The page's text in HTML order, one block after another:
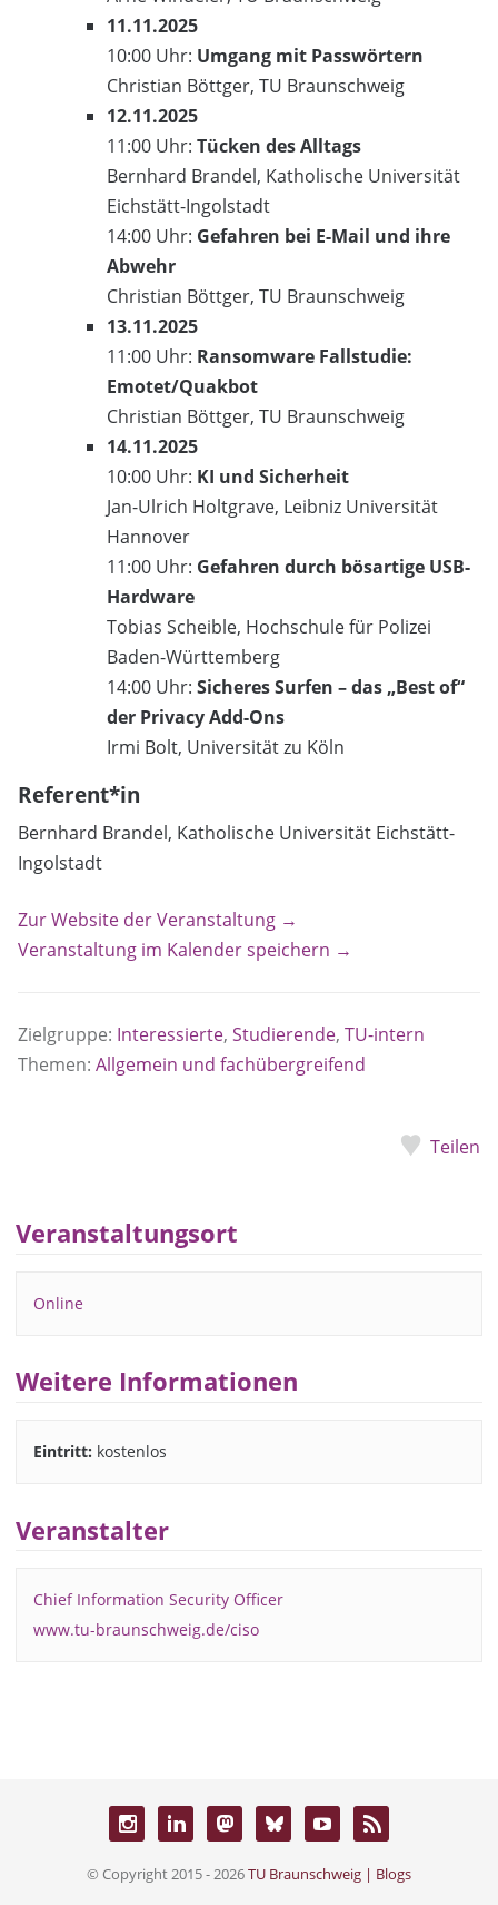
11.11.2025
10:00 Uhr: Umgang mit Passwörtern
Christian Böttger, TU Braunschweig
12.11.2025
11:00 Uhr: Tücken des Alltags
Bernhard Brandel, Katholische Universität
Eichstätt-Ingolstadt
14:00 Uhr: Gefahren bei E-Mail und ihre
Abwehr
Christian Böttger, TU Braunschweig
13.11.2025
11:00 Uhr: Ransomware Fallstudie:
Emotet/Quakbot
Christian Böttger, TU Braunschweig
14.11.2025
10:00 Uhr: KI und Sicherheit
Jan-Ulrich Holtgrave, Leibniz Universität
Hannover
11:00 Uhr: Gefahren durch bösartige USB-
Hardware
Tobias Scheible, Hochschule für Polizei
Baden-Württemberg
14:00 Uhr: Sicheres Surfen – das „Best of“
der Privacy Add-Ons
Irmi Bolt, Universität zu Köln
Referent*in
Bernhard Brandel, Katholische Universität Eichstätt-
Ingolstadt
Zur Website der Veranstaltung →
Veranstaltung im Kalender speichern →
Zielgruppe: Interessierte, Studierende, TU-intern
Themen: Allgemein und fachübergreifend
Teilen
Veranstaltungsort
Online
Weitere Informationen
Eintritt: kostenlos
Veranstalter
Chief Information Security Officer
www.tu-braunschweig.de/ciso
© Copyright 2015 - 2026TU Braunschweig | Blogs